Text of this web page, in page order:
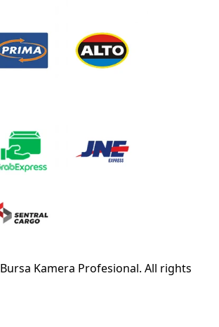
Bursa Kamera Profesional. All rights